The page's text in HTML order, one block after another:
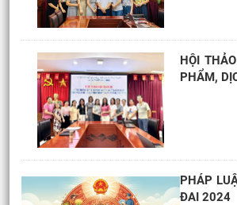
HỘI
PHẨM,
PHÁP
ĐAI 2024